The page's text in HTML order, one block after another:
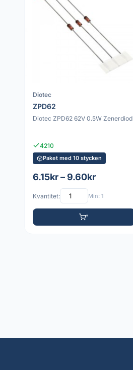
Diotec
ZPD62
Diotec ZPD62 62V 0.5W Zenerdiod
4210
Paket med 10 stycken
6.15kr – 9.60kr
Kvantitet: Min: 1